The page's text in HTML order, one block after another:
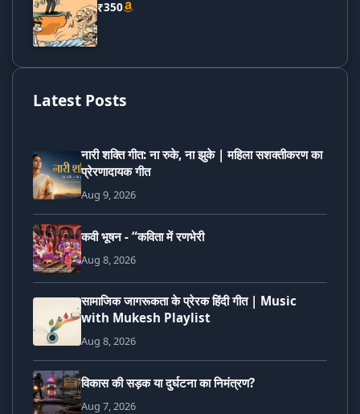
₹350
Latest Posts
नारी शक्ति गीत: ना रुके, ना झुके | महिला सशक्तीकरण का
प्रेरणादायक गीत
Aug 9, 2026
कवी भूषन - “कविता में रणभेरी
Aug 8, 2026
सामाजिक जागरूकता के प्रेरक हिंदी गीत | Music
with Mukesh Playlist
Aug 8, 2026
विकास की सड़क या दुर्घटना का निमंत्रण?
Aug 7, 2026